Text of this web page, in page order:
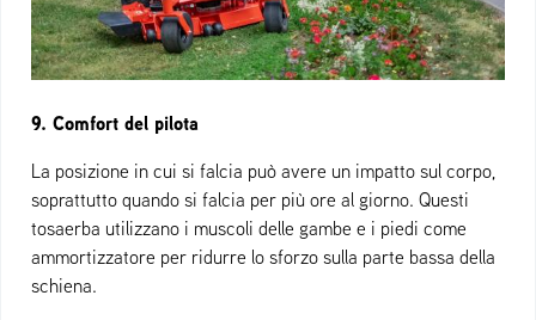
9. Comfort del pilota
La posizione in cui si falcia può avere un impatto sul corpo,
soprattutto quando si falcia per più ore al giorno. Questi
tosaerba utilizzano i muscoli delle gambe e i piedi come
ammortizzatore per ridurre lo sforzo sulla parte bassa della
schiena.